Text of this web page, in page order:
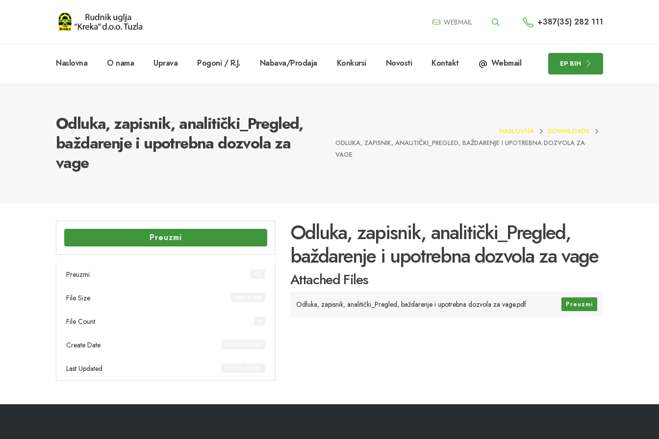
WEBMAIL +387(35) 282 111
Naslovna O nama Uprava Pogoni / R.J. Nabava/Prodaja Konkursi Novosti Kontakt Webmail EP BIH
Odluka, zapisnik, analitički_Pregled,
baždarenje i upotrebna dozvola za
vage
NASLOVNA
DOWNLOADS
ODLUKA, ZAPISNIK, ANALITIČKI_PREGLED, BAŽDARENJE I UPOTREBNA DOZVOLA ZA
VAGE
Preuzmi
Preuzmi
File Size
File Count
Create Date
Last Updated
Odluka, zapisnik, analitički_Pregled,
baždarenje i upotrebna dozvola za vage
Attached Files
Odluka, zapisnik, analitički_Pregled, baždarenje i upotrebna dozvola za vage.pdf Preuzmi